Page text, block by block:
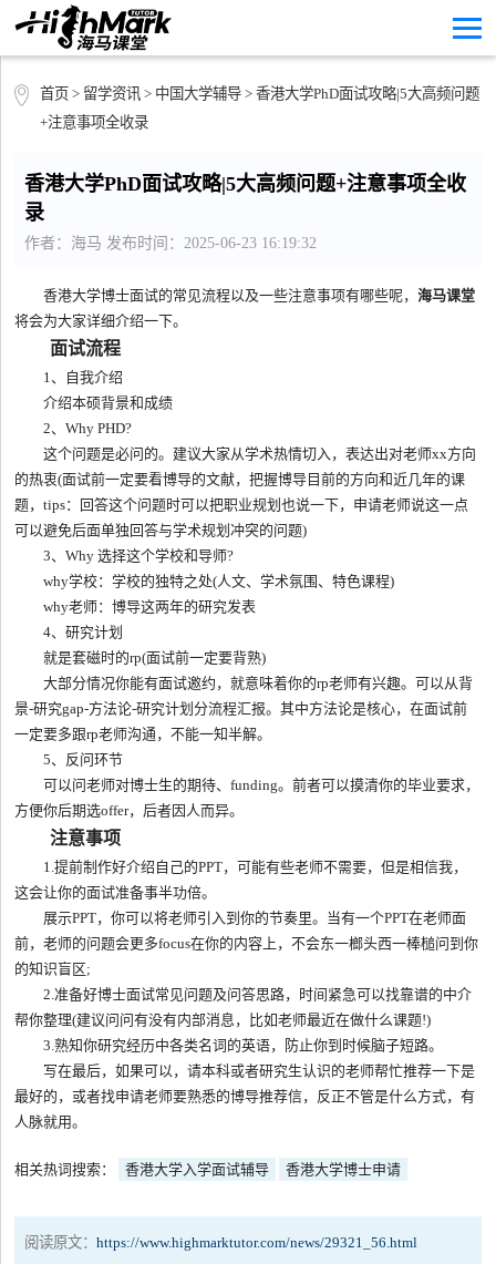
首页 > 留学资讯> 中国大学辅导> 香港大学PhD面试攻略|5大高频问题
+注意事项全收录
香港大学PhD面试攻略|5大高频问题+注意事项全收
录
作者：海马 发布时间：2025-06-23 16:19:32
香港大学博士面试的常见流程以及一些注意事项有哪些呢，海马课堂
将会为大家详细介绍一下。
面试流程
1、自我介绍
介绍本硕背景和成绩
2、Why PHD?
这个问题是必问的。建议大家从学术热情切入，表达出对老师xx方向
的热衷(面试前一定要看博导的文献，把握博导目前的方向和近几年的课
题，tips：回答这个问题时可以把职业规划也说一下，申请老师说这一点
可以避免后面单独回答与学术规划冲突的问题)
3、Why 选择这个学校和导师?
why学校：学校的独特之处(人文、学术氛围、特色课程)
why老师：博导这两年的研究发表
4、研究计划
就是套磁时的rp(面试前一定要背熟)
大部分情况你能有面试邀约，就意味着你的rp老师有兴趣。可以从背
景-研究gap-方法论-研究计划分流程汇报。其中方法论是核心，在面试前
一定要多跟rp老师沟通，不能一知半解。
5、反问环节
可以问老师对博士生的期待、funding。前者可以摸清你的毕业要求，
方便你后期选offer，后者因人而异。
注意事项
1.提前制作好介绍自己的PPT，可能有些老师不需要，但是相信我，
这会让你的面试准备事半功倍。
展示PPT，你可以将老师引入到你的节奏里。当有一个PPT在老师面
前，老师的问题会更多focus在你的内容上，不会东一榔头西一棒槌问到你
的知识盲区;
2.准备好博士面试常见问题及问答思路，时间紧急可以找靠谱的中介
帮你整理(建议问问有没有内部消息，比如老师最近在做什么课题!)
3.熟知你研究经历中各类名词的英语，防止你到时候脑子短路。
写在最后，如果可以，请本科或者研究生认识的老师帮忙推荐一下是
最好的，或者找申请老师要熟悉的博导推荐信，反正不管是什么方式，有
人脉就用。
相关热词搜索： 香港大学入学面试辅导 香港大学博士申请
阅读原文：https://www.highmarktutor.com/news/29321_56.html